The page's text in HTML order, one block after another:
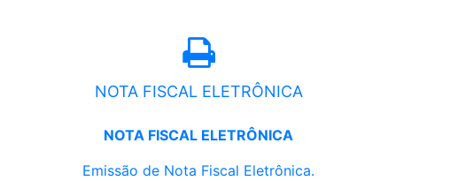
NOTA FISCAL ELETRÔNICA
NOTA FISCAL ELETRÔNICA
Emissão de Nota Fiscal Eletrônica.